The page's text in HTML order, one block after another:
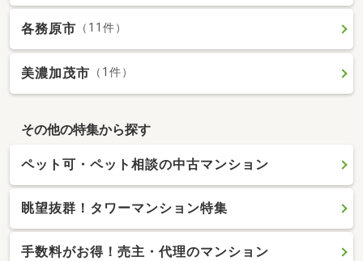
各務原市 （11件）
美濃加茂市 （1件）
その他の特集から探す
ペット可・ペット相談の中古マンション
眺望抜群！タワーマンション特集
手数料がお得！売主・代理のマンション